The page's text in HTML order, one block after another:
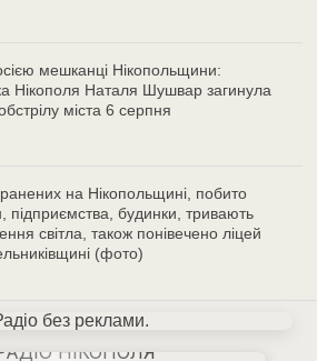
мешканці Нікопольщини:
Нікополя Наталя Шушвар загинула
міста 6 серпня
на Нікопольщині, побито
підприємства, будинки, тривають
світла, також понівечено ліцей
(фото)